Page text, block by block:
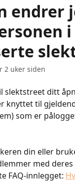
endrer
2 uker siden
slektstreet ditt
knyttet til
som er
din eller
med
FAQ-innlegget: